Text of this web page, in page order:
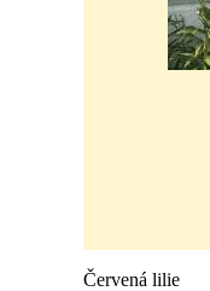
Červená lilie